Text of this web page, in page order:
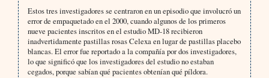
Estos tres investigadores se centraron en un episodio que involucró un
error de empaquetado en el 2000, cuando algunos de los primeros
nueve pacientes inscritos en el estudio MD-18 recibieron
inadvertidamente pastillas rosas Celexa en lugar de pastillas placebo
blancas. El error fue reportado a la compañía por dos investigadores,
lo que significó que los investigadores del estudio no estaban
cegados, porque sabían qué pacientes obtenían qué píldora.